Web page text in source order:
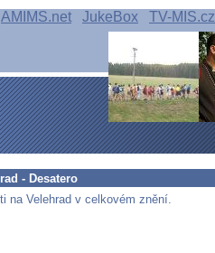
AMIMS.net JukeBox TV-MIS.cz
- Desatero
na Velehrad v celkovém znění.